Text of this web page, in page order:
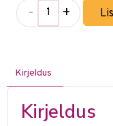
- +
Kirjeldus
Kirjeldus